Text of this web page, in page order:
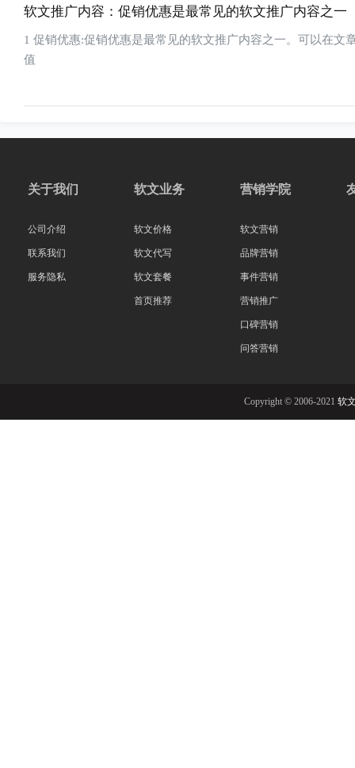
软文推广内容：促销优惠是最常见的软文推广内容之一
1 促销优惠:促销优惠是最常见的软文推广内容之一。可以在
值
关于我们
公司介绍
联系我们
服务隐私
软文业务
软文价格
软文代写
软文套餐
首页推荐
营销学院
软文营销
品牌营销
事件营销
营销推广
口碑营销
问答营销
Copyright © 2006-2021 软